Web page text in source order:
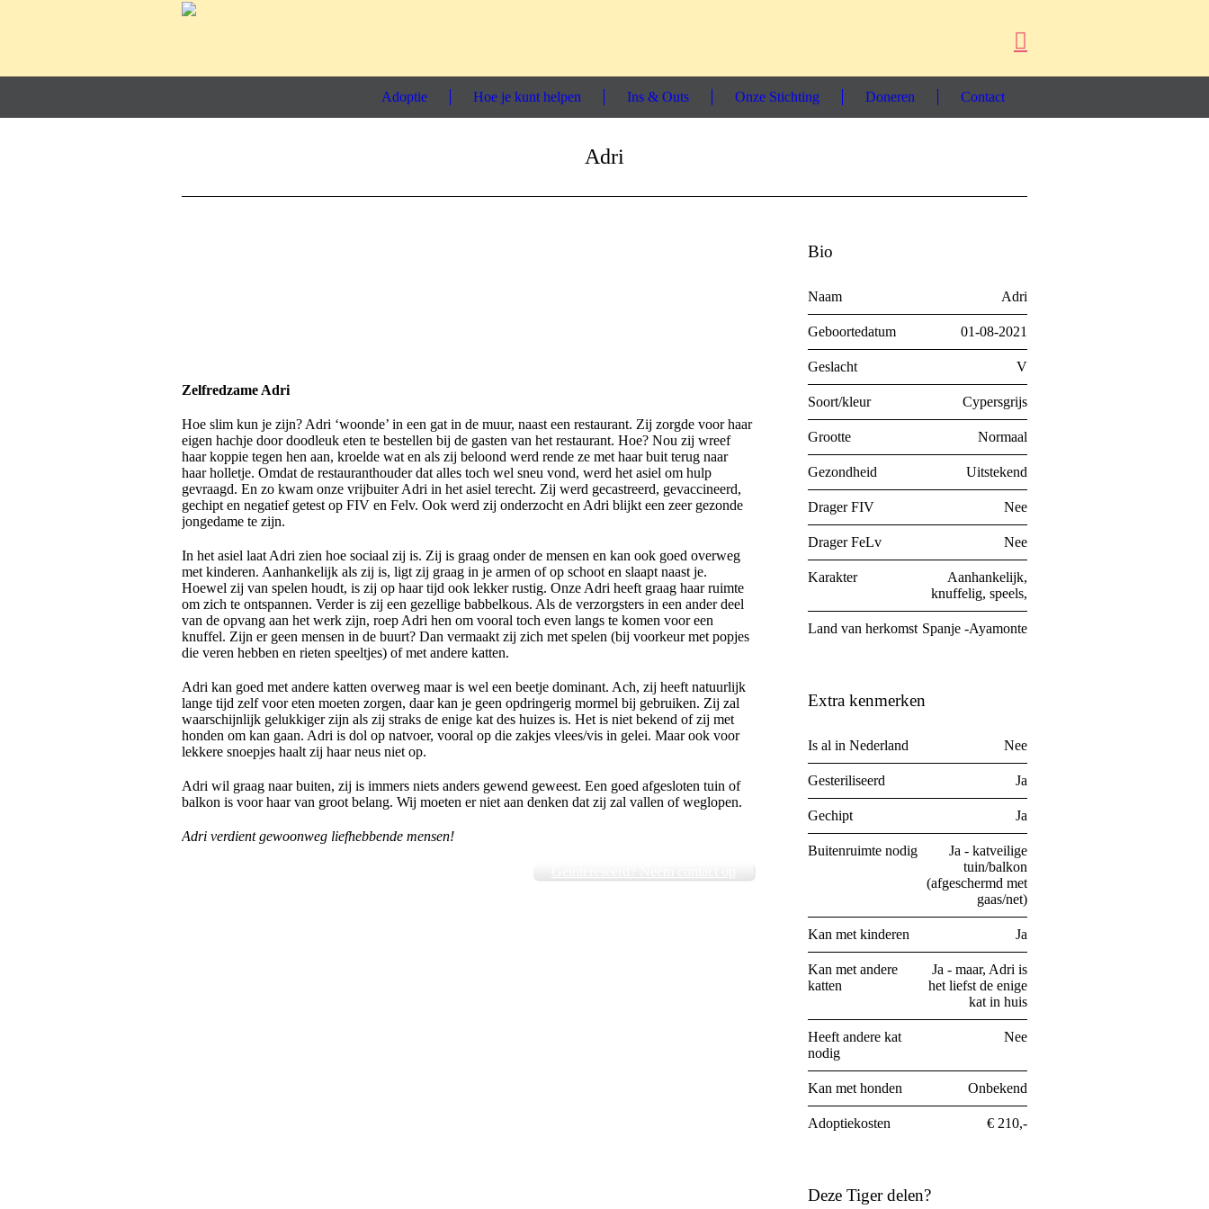
Adoptie Hoe je kunt helpen Ins & Outs Onze Stichting Doneren Contact
Adri
Zelfredzame Adri
Hoe slim kun je zijn? Adri ‘woonde’ in een gat in de muur, naast een restaurant. Zij zorgde voor haar
eigen hachje door doodleuk eten te bestellen bij de gasten van het restaurant. Hoe? Nou zij wreef
haar koppie tegen hen aan, kroelde wat en als zij beloond werd rende ze met haar buit terug naar
haar holletje. Omdat de restauranthouder dat alles toch wel sneu vond, werd het asiel om hulp
gevraagd. En zo kwam onze vrijbuiter Adri in het asiel terecht. Zij werd gecastreerd, gevaccineerd,
gechipt en negatief getest op FIV en Felv. Ook werd zij onderzocht en Adri blijkt een zeer gezonde
jongedame te zijn.
In het asiel laat Adri zien hoe sociaal zij is. Zij is graag onder de mensen en kan ook goed overweg
met kinderen. Aanhankelijk als zij is, ligt zij graag in je armen of op schoot en slaapt naast je.
Hoewel zij van spelen houdt, is zij op haar tijd ook lekker rustig. Onze Adri heeft graag haar ruimte
om zich te ontspannen. Verder is zij een gezellige babbelkous. Als de verzorgsters in een ander deel
van de opvang aan het werk zijn, roep Adri hen om vooral toch even langs te komen voor een
knuffel. Zijn er geen mensen in de buurt? Dan vermaakt zij zich met spelen (bij voorkeur met popjes
die veren hebben en rieten speeltjes) of met andere katten.
Adri kan goed met andere katten overweg maar is wel een beetje dominant. Ach, zij heeft natuurlijk
lange tijd zelf voor eten moeten zorgen, daar kan je geen opdringerig mormel bij gebruiken. Zij zal
waarschijnlijk gelukkiger zijn als zij straks de enige kat des huizes is. Het is niet bekend of zij met
honden om kan gaan. Adri is dol op natvoer, vooral op die zakjes vlees/vis in gelei. Maar ook voor
lekkere snoepjes haalt zij haar neus niet op.
Adri wil graag naar buiten, zij is immers niets anders gewend geweest. Een goed afgesloten tuin of
balkon is voor haar van groot belang. Wij moeten er niet aan denken dat zij zal vallen of weglopen.
Adri verdient gewoonweg liefhebbende mensen!
Bio
Naam Adri
Geboortedatum 01-08-2021
Geslacht V
Soort/kleur Cypersgrijs
Grootte Normaal
Gezondheid Uitstekend
Drager FIV Nee
Drager FeLv Nee
Karakter
Aanhankelijk,
knuffelig, speels,
Land van herkomst Spanje -Ayamonte
Extra kenmerken
Is al in Nederland Nee
Gesteriliseerd Ja
Gechipt Ja
Buitenruimte nodig
Ja - katveilige
tuin/balkon
(afgeschermd met
gaas/net)
Kan met kinderen Ja
Kan met andere
katten
Ja - maar, Adri is
het liefst de enige
kat in huis
Heeft andere kat
nodig
Nee
Kan met honden Onbekend
Adoptiekosten € 210,-
Deze Tiger delen?